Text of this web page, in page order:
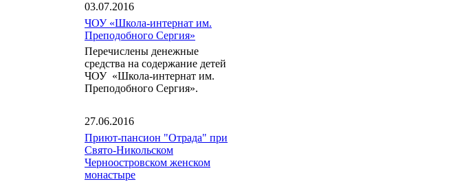
03.07.2016
ЧОУ «Школа-интернат им.
Преподобного Сергия»
Перечислены денежные
средства на содержание детей
ЧОУ «Школа-интернат им.
Преподобного Сергия».
27.06.2016
Приют-пансион "Отрада" при
Свято-Никольском
Черноостровском женском
монастыре